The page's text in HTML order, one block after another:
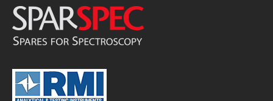
TERS
RAMAN